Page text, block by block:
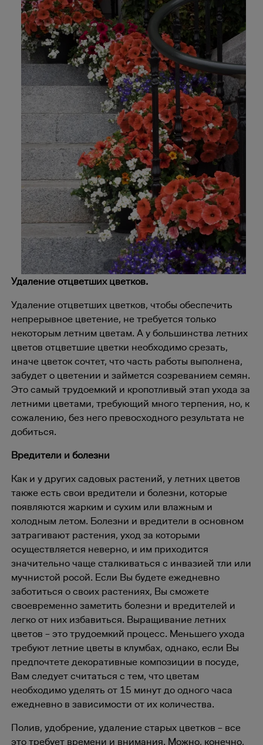
Удаление отцветших цветков.
Удаление отцветших цветков, чтобы обеспечить
непрерывное цветение, не требуется только
некоторым летним цветам. А у большинства летних
цветов отцветшие цветки необходимо срезать,
иначе цветок сочтет, что часть работы выполнена,
забудет о цветении и займется созреванием семян.
Это самый трудоемкий и кропотливый этап ухода за
летними цветами, требующий много терпения, но, к
сожалению, без него превосходного результата не
добиться.
Вредители и болезни
Как и у других садовых растений, у летних цветов
также есть свои вредители и болезни, которые
появляются жарким и сухим или влажным и
холодным летом. Болезни и вредители в основном
затрагивают растения, уход за которыми
осуществляется неверно, и им приходится
значительно чаще сталкиваться с инвазией тли или
мучнистой росой. Если Вы будете ежедневно
заботиться о своих растениях, Вы сможете
своевременно заметить болезни и вредителей и
легко от них избавиться. Выращивание летних
цветов – это трудоемкий процесс. Меньшего ухода
требуют летние цветы в клумбах, однако, если Вы
предпочтете декоративные композиции в посуде,
Вам следует считаться с тем, что цветам
необходимо уделять от 15 минут до одного часа
ежедневно в зависимости от их количества.
Полив, удобрение, удаление старых цветков – все
это требует времени и внимания. Можно, конечно,